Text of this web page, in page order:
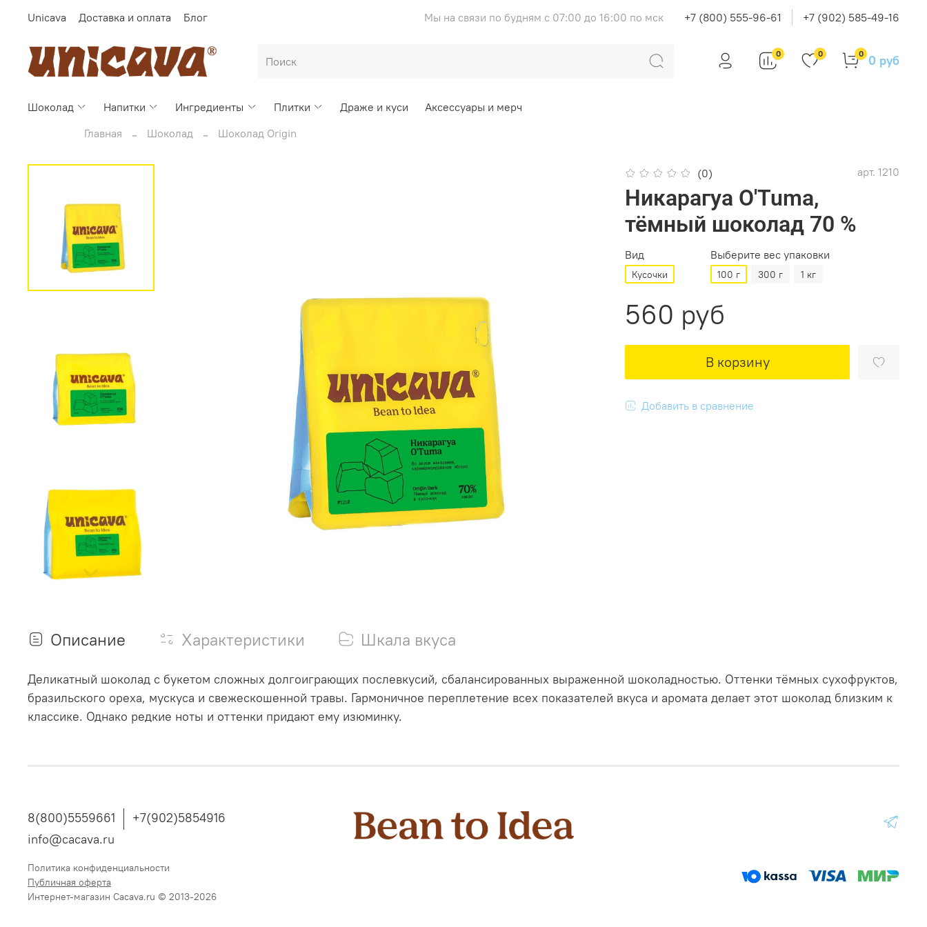
Unicava Доставка и оплата Блог Мы на связи по будням с 07:00 до 16:00 по мск +7 (800) 555-96-61 +7 (902) 585-49-16
0 0 0 0 руб
Шоколад Напитки Ингредиенты Плитки Драже и куси
Аксессуары и мерч
Главная
Шоколад Шоколад Origin
(0) арт. 1210
Никарагуа O'Tuma,
тёмный шоколад 70 %
Вид
Кусочки
Выберите вес упаковки
100 г 300 г 1 кг
560 руб
В корзину
Добавить в сравнение
Описание Характеристики Шкала вкуса
Деликатный шоколад с букетом сложных долгоиграющих послевкусий, сбалансированных выраженной шоколадностью. Оттенки тёмных сухофруктов,
бразильского ореха, мускуса и свежескошенной травы. Гармоничное переплетение всех показателей вкуса и аромата делает этот шоколад близким к
классике. Однако редкие ноты и оттенки придают ему изюминку.
8(800)5559661
+7(902)5854916
info@cacava.ru
Политика конфиденциальности
Публичная оферта
Интернет-магазин Cacava.ru © 2013-2026